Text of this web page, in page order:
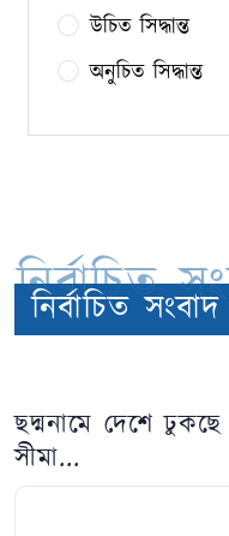
উচিত সিদ্ধান্ত
অনুচিত সিদ্ধান্ত
নির্বাচিত
নির্বাচিত সংবাদ
ছদ্মনামে দেশে
সীমা...